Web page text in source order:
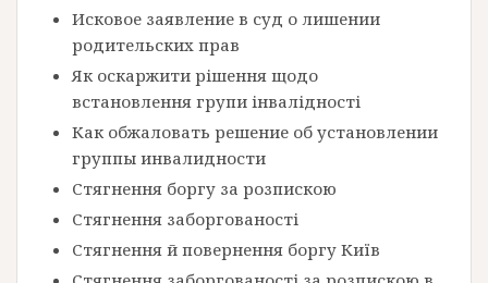
Исковое заявление в суд о лишении
родительских прав
Як оскаржити рішення щодо
встановлення групи інвалідності
Как обжаловать решение об установлении
группы инвалидности
Стягнення боргу за розпискою
Стягнення заборгованості
Стягнення й повернення боргу Київ